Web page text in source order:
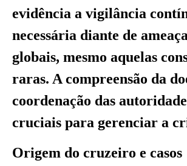
evidência a vigilância
necessária diante de
globais, mesmo aquelas
raras. A compreensão da
coordenação das
cruciais para gerenciar a
Origem do cruzeiro e casos